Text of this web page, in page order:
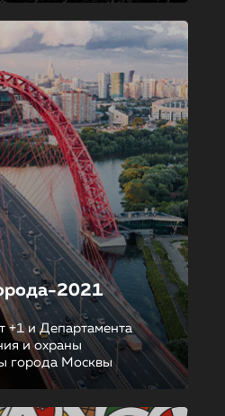
2021
+1 и Департамента
и охраны
города Москвы